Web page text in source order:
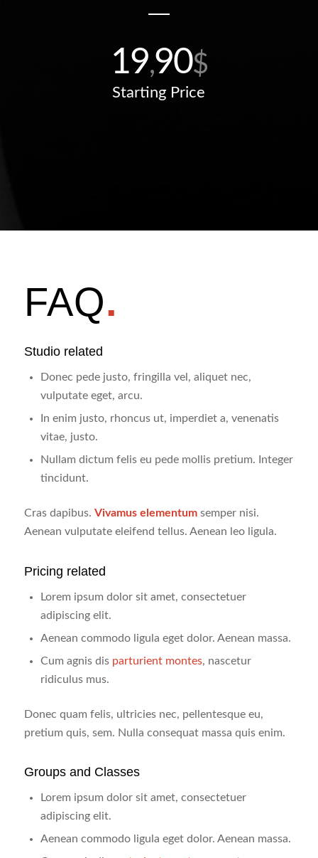
19,90$
Starting Price
FAQ.
Studio related
Donec pede justo, fringilla vel, aliquet nec,
vulputate eget, arcu.
In enim justo, rhoncus ut, imperdiet a, venenatis
vitae, justo.
Nullam dictum felis eu pede mollis pretium. Integer
tincidunt.
Cras dapibus. Vivamus elementumsemper nisi.
Aenean vulputate eleifend tellus. Aenean leo ligula.
Pricing related
Lorem ipsum dolor sit amet, consectetuer
adipiscing elit.
Aenean commodo ligula eget dolor. Aenean massa.
Cum agnis dis parturient montes, nascetur
ridiculus mus.
Donec quam felis, ultricies nec, pellentesque eu,
pretium quis, sem. Nulla consequat massa quis enim.
Groups and Classes
Lorem ipsum dolor sit amet, consectetuer
adipiscing elit.
Aenean commodo ligula eget dolor. Aenean massa.